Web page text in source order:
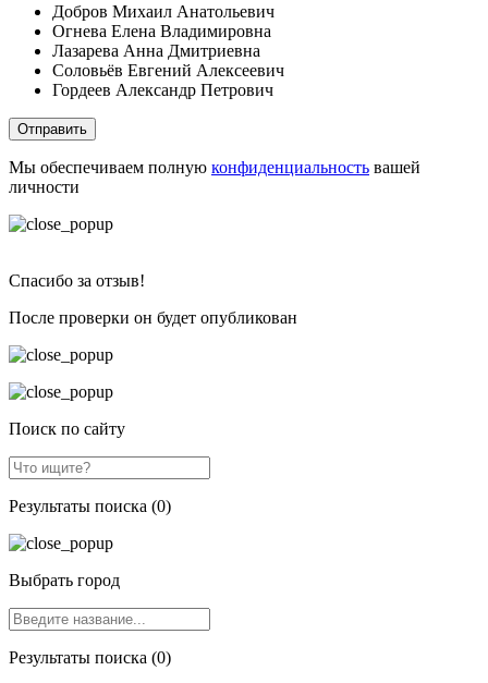
Добров Михаил Анатольевич
Огнева Елена Владимировна
Лазарева Анна Дмитриевна
Соловьёв Евгений Алексеевич
Гордеев Александр Петрович
Отправить
Мы обеспечиваем полную конфиденциальность вашей
личности
Спасибо за отзыв!
После проверки он будет опубликован
Поиск по сайту
Результаты поиска (0)
Выбрать город
Результаты поиска (0)